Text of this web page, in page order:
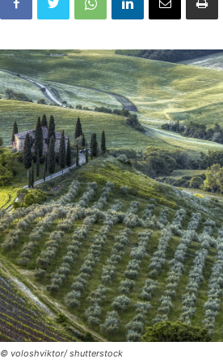
© voloshviktor/ shutterstock